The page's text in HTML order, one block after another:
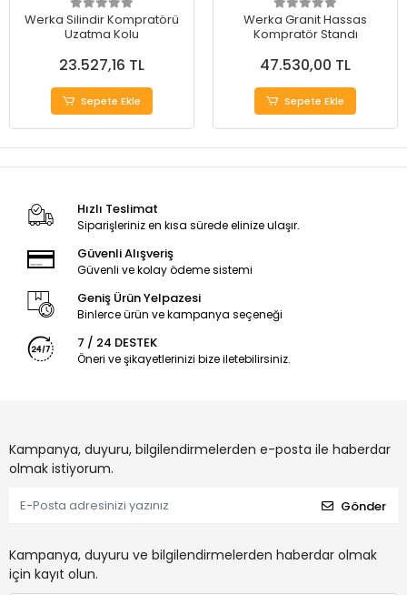
Werka Silindir Kompratörü
Uzatma Kolu
23.527,16 TL
Sepete Ekle
Werka Granit Hassas
Kompratör Standı
47.530,00 TL
Sepete Ekle
Hızlı Teslimat
Siparişleriniz en kısa sürede elinize ulaşır.
Güvenli Alışveriş
Güvenli ve kolay ödeme sistemi
Geniş Ürün Yelpazesi
Binlerce ürün ve kampanya seçeneği
7 / 24 DESTEK
Öneri ve şikayetlerinizi bize iletebilirsiniz.
Kampanya, duyuru, bilgilendirmelerden e-posta ile haberdar
olmak istiyorum.
Gönder
Kampanya, duyuru ve bilgilendirmelerden haberdar olmak
için kayıt olun.